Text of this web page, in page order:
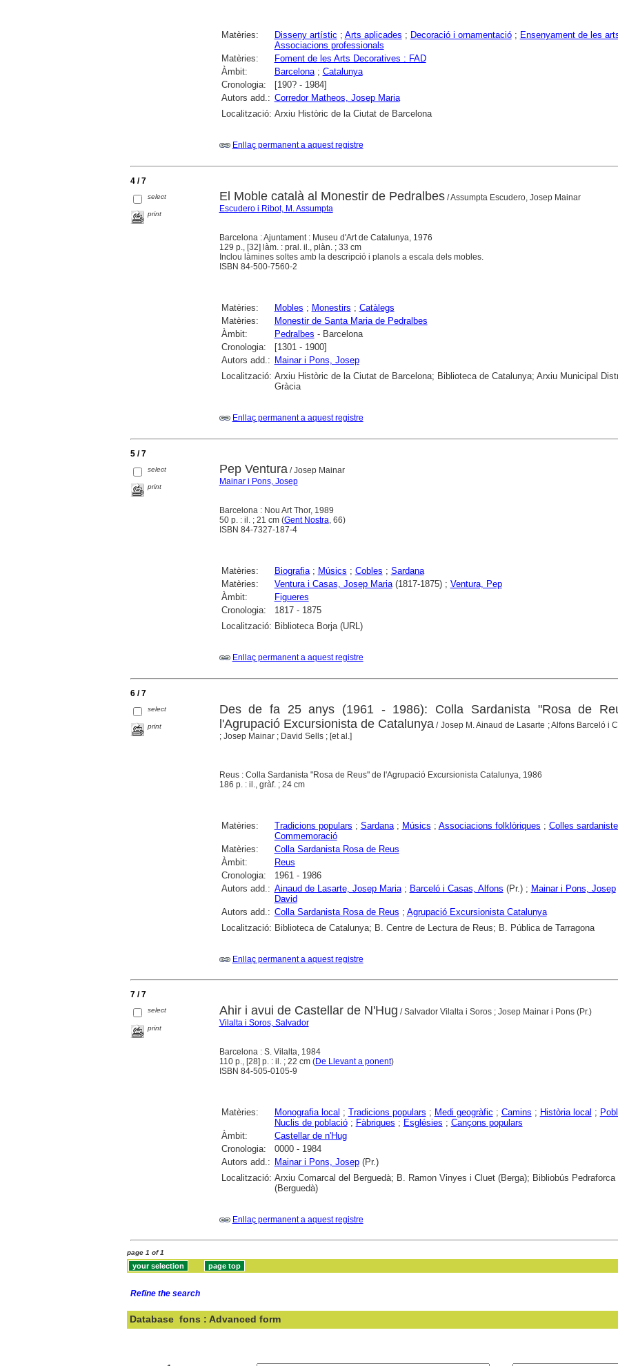
Matèries: Disseny artístic ; Arts aplicades ; Decoració i ornamentació; Ensenyament de les
Associacions professionals
Matèries:
Foment de les Arts Decoratives : FAD
Àmbit:
Barcelona; Catalunya
Cronologia:
[190? - 1984]
Autors add.: Corredor Matheos, Josep Maria
Localització: Arxiu Històric de la Ciutat de Barcelona
Enllaç permanent a aquest registre
4 / 7
select
print
El Moble català al Monestir de Pedralbes/ Assumpta Escudero, Josep Mainar
Escudero i Ribot, M. Assumpta
Barcelona : Ajuntament : Museu d'Art de Catalunya, 1976
129 p., [32] làm. : pral. il., plàn. ; 33 cm
Inclou làmines soltes amb la descripció i planols a escala dels mobles.
ISBN 84-500-7560-2
Matèries: Mobles ; Monestirs ; Catàlegs
Matèries:
Monestir de Santa Maria de Pedralbes
Àmbit:
Pedralbes - Barcelona
Cronologia:
[1301 - 1900]
Autors add.: Mainar i Pons, Josep
Localització: Arxiu Històric de la Ciutat de Barcelona; Biblioteca de Catalunya; Arxiu Municipal
Gràcia
Enllaç permanent a aquest registre
5 / 7
select
print
Pep Ventura/ Josep Mainar
Mainar i Pons, Josep
Barcelona : Nou Art Thor, 1989
50 p. : il. ; 21 cm (Gent Nostra, 66)
ISBN 84-7327-187-4
Matèries: Biografia; Músics ; Cobles ; Sardana
Matèries:
Ventura i Casas, Josep Maria(1817-1875) ; Ventura, Pep
Àmbit:
Figueres
Cronologia:
1817 - 1875
Localització: Biblioteca Borja (URL)
Enllaç permanent a aquest registre
6 / 7
select
print
Des de fa 25 anys (1961 - 1986): Colla Sardanista "Rosa de
l'Agrupació Excursionista de Catalunya / Josep M. Ainaud de Lasarte ; Alfons Barceló i
; Josep Mainar ; David Sells ; [et al.]
Reus : Colla Sardanista "Rosa de Reus" de l'Agrupació Excursionista Catalunya, 1986
186 p. : il., gràf. ; 24 cm
Matèries: Tradicions populars ; Sardana; Músics ; Associacions folklòriques ; Colles
Commemoració
Matèries:
Colla Sardanista Rosa de Reus
Àmbit:
Reus
Cronologia:
1961 - 1986
Autors add.: Ainaud de Lasarte, Josep Maria; Barceló i Casas, Alfons (Pr.) ; Mainar i Pons, Josep
David
Autors add.: Colla Sardanista Rosa de Reus ; Agrupació Excursionista Catalunya
Localització: Biblioteca de Catalunya; B. Centre de Lectura de Reus; B. Pública de Tarragona
Enllaç permanent a aquest registre
7 / 7
select
print
Ahir i avui de Castellar de N'Hug / Salvador Vilalta i Soros ; Josep Mainar i Pons (Pr.)
Vilalta i Soros, Salvador
Barcelona : S. Vilalta, 1984
110 p., [28] p. : il. ; 22 cm (De Llevant a ponent)
ISBN 84-505-0105-9
Matèries: Monografia local ; Tradicions populars ; Medi geogràfic ; Camins ; Història local ;
Nuclis de població; Fàbriques ; Esglésies ; Cançons populars
Àmbit:
Castellar de n'Hug
Cronologia:
0000 - 1984
Autors add.: Mainar i Pons, Josep(Pr.)
Localització: Arxiu Comarcal del Berguedà; B. Ramon Vinyes i Cluet (Berga); Bibliobús Pedraforca
(Berguedà)
Enllaç permanent a aquest registre
page 1 of 1
Refine the search
Database fons : Advanced form